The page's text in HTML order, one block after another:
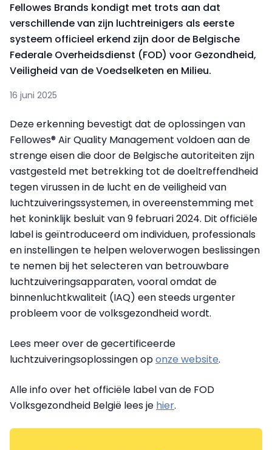
Fellowes Brands kondigt met trots aan dat
verschillende van zijn luchtreinigers als eerste
systeem officieel erkend zijn door de Belgische
Federale Overheidsdienst (FOD) voor Gezondheid,
Veiligheid van de Voedselketen en Milieu.
16 juni 2025
Deze erkenning bevestigt dat de oplossingen van
Fellowes® Air Quality Management voldoen aan de
strenge eisen die door de Belgische autoriteiten zijn
vastgesteld met betrekking tot de doeltreffendheid
tegen virussen in de lucht en de veiligheid van
luchtzuiveringssystemen, in overeenstemming met
het koninklijk besluit van 9 februari 2024. Dit officiële
label is geïntroduceerd om individuen, professionals
en instellingen te helpen weloverwogen beslissingen
te nemen bij het selecteren van betrouwbare
luchtzuiveringsapparaten, vooral omdat de
binnenluchtkwaliteit (IAQ) een steeds urgenter
probleem voor de volksgezondheid wordt.
Lees meer over de gecertificeerde
luchtzuiveringsoplossingen oponze website.
Alle info over het officiële label van de FOD
Volksgezondheid België lees je hier.